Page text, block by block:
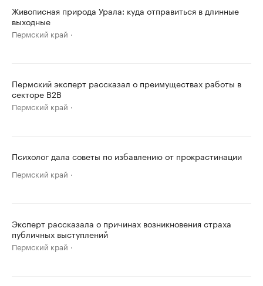
Живописная природа Урала: куда отправиться в длинные
выходные
Пермский край
Пермский эксперт рассказал о преимуществах работы в
секторе B2B
Пермский край
Психолог дала советы по избавлению от прокрастинации
Пермский край
Эксперт рассказала о причинах возникновения страха
публичных выступлений
Пермский край